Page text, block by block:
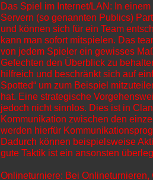
Das Spiel im Internet/LAN: In
Servern (so genannten Publics)
und können sich für ein Team
kann man sofort mitspielen. Das
von jedem Spieler ein gewisses
Gefechten den Überblick zu
hilfreich und beschränkt sich auf
Spotted“ um zum Beispiel
hat. Eine strategische
jedoch nicht sinnlos. Dies ist in
Kommunikation zwischen den
werden hierfür
Dadurch können beispielsweise
gute Taktik ist ein ansonsten
Onlineturniere: Bei